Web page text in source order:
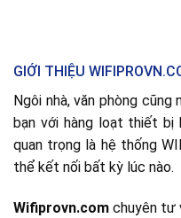
GIỚI THIỆU
Ngôi nhà, văn phòng
bạn với hàng loạt thiết bị
quan trọng là hệ thống
thể kết nối bất kỳ lúc nào.
Wifiprovn.com chuyên tư